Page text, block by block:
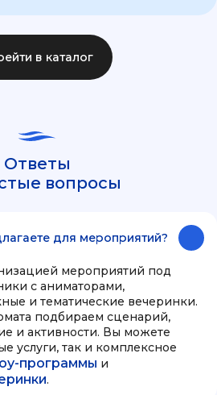
в каталог
Ответы
вопросы
для мероприятий?
мероприятий под
с аниматорами,
и тематические вечеринки.
подбираем сценарий,
и активности. Вы можете
услуги, так и комплексное
программы и
.